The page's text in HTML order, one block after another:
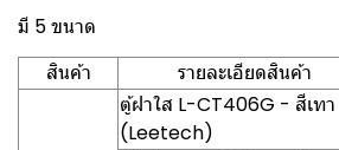
มี 5 ขนาด
สินค้า
รายละเอียดสินค้า
ตู้ฝาใส L-CT406G - สีเทา
(Leetech)